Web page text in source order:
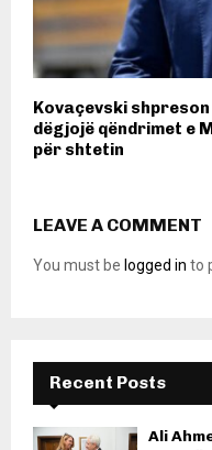
Kovaçevski
dëgjojë qëndrimet e
për shtetin
LEAVE A COMMENT
You must be logged in to
Recent Posts
Ali